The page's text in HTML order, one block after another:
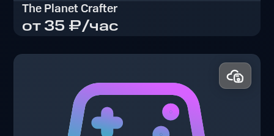
The Planet Crafter
от 35 ₽/час